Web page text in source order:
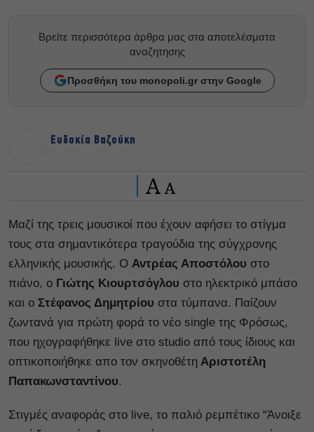
Βρείτε περισσότερα άρθρα μας στα αποτελέσματα
αναζητησης
Προσθήκη του monopoli.gr στην Google
Ευδοκία Βαζούκη
A A
Mαζί της τρεις μουσικοί που έχουν αφήσει το στίγμα
τους στα σημαντικότερα τραγούδια της σύγχρονης
ελληνικής μουσικής. Ο Αντρέας Αποστόλου στο
πιάνο, ο Γιώτης Κιουρτσόγλου στο ηλεκτρικό μπάσο
και ο Στέφανος Δημητρίου στα τύμπανα. Παίζουν
ζωντανά για πρώτη φορά το νέο single της Φρόσως,
που ηχογραφήθηκε live στο studio από τους ίδιους και
οπτικοποιήθηκε απο τον σκηνοθέτη Αριστοτέλη
Παπακωνσταντίνου.
Στιγμές αναφοράς στo live, το παλιό ρεμπέτικο “Άνοιξε